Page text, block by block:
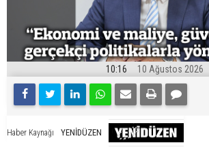
10:16 10 Ağustos 2026
Haber Kaynağı YENİDÜZEN